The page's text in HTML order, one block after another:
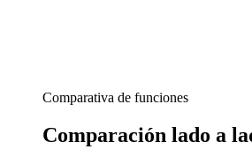
Comparativa de funciones
Comparación lado a